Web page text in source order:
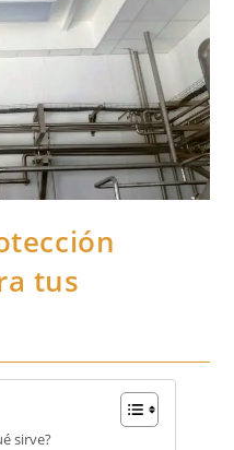
tus
sirve?